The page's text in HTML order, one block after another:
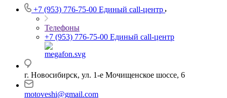
+7 (953) 776-75-00 Единый call-центр
Телефоны
+7 (953) 776-75-00 Единый call-центр
г. Новосибирск, ул. 1-е Мочищенское шоссе, 6
motoveshi@gmail.com